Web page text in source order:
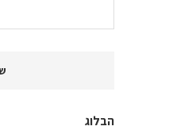
הבלוג